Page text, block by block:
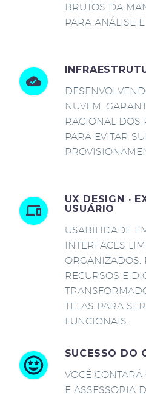
BRUTOS DA
PARA ANÁLISE
NUVEM,
RACIONAL DOS
PARA EVITAR
UX DESIGN ·
USUÁRIO
USABILIDADE
INTERFACES
ORGANIZADOS,
RECURSOS E
TELAS PARA
FUNCIONAIS.
SUCESSO DO
VOCÊ
E ASSESSORIA